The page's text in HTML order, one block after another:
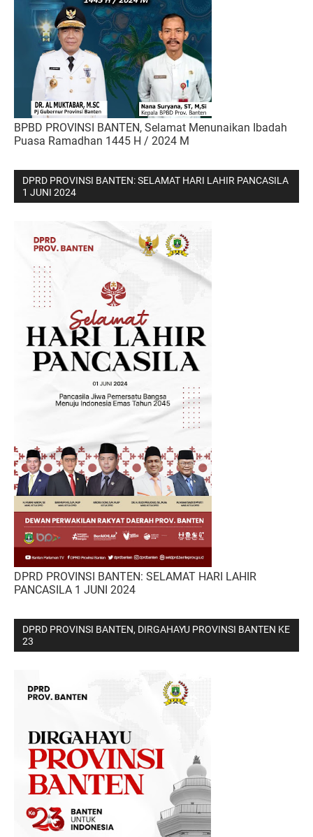
BPBD PROVINSI BANTEN, Selamat Menunaikan Ibadah
Puasa Ramadhan 1445 H / 2024 M
DPRD PROVINSI BANTEN: SELAMAT HARI LAHIR PANCASILA
1 JUNI 2024
DPRD PROVINSI BANTEN: SELAMAT HARI LAHIR
PANCASILA 1 JUNI 2024
DPRD PROVINSI BANTEN, DIRGAHAYU PROVINSI BANTEN KE
23